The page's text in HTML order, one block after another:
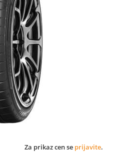
Za prikaz cen se prijavite.